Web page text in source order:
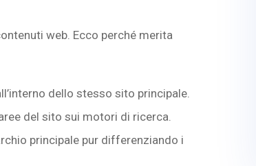
web. Ecco perché merita
dello stesso sito principale.
del sito sui motori di ricerca.
principale pur differenziando i